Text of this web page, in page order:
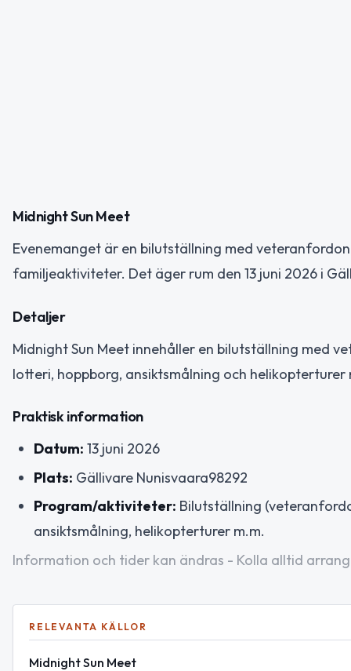
Midnight Sun Meet
Evenemanget är en bilutställning med
familjeaktiviteter. Det äger rum den 13 juni 2026 i
Detaljer
Midnight Sun Meet innehåller en bilutställning med
lotteri, hoppborg, ansiktsmålning och helikopterturer
Praktisk information
Datum: 13 juni 2026
Plats: Gällivare Nunisvaara98292
Program/aktiviteter: Bilutställning
ansiktsmålning, helikopterturer m.m.
Information och tider kan ändras - Kolla alltid
RELEVANTA KÄLLOR
Midnight Sun Meet